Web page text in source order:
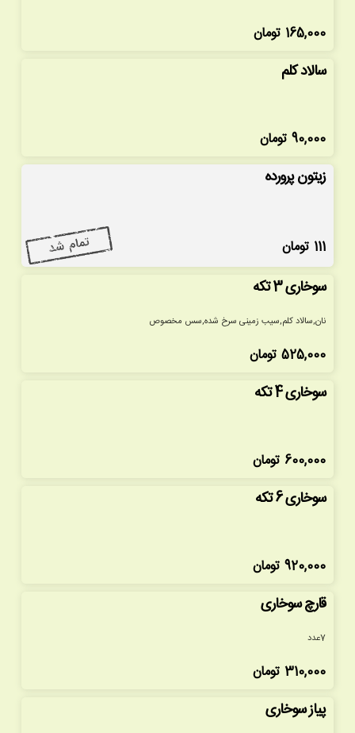
165,000 تومان
سالاد کلم
90,000 تومان
زیتون پرورده
111 تومان
سوخاری 3 تکه
نان,سالاد کلم,سیب زمینی سرخ شده,سس مخصوص
525,000 تومان
سوخاری 4 تکه
600,000 تومان
سوخاری 6 تکه
920,000 تومان
قارچ سوخاری
7عدد
310,000 تومان
پیاز سوخاری